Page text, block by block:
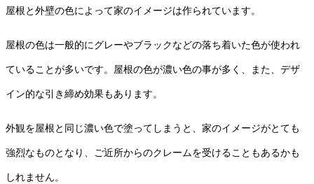
屋根と外壁の色によって家のイメージは作られています。
屋根の色は一般的にグレーやブラックなどの落ち着いた色が使われ
ていることが多いです。屋根の色が濃い色の事が多く、また、デザ
イン的な引き締め効果もあります。
外観を屋根と同じ濃い色で塗ってしまうと、家のイメージがとても
強烈なものとなり、ご近所からのクレームを受けることもあるかも
しれません。